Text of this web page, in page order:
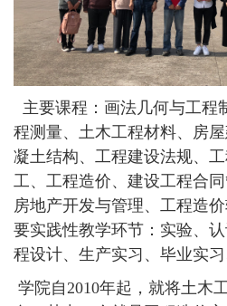
主要课程：画法几何与工程
程测量、土木工程材料、房
凝土结构、工程建设法规、
工、工程造价、建设工程合
房地产开发与管理、工程造
要实践性教学环节：实验、
程设计、生产实习、毕业实习
学院自2010年起，就将土木